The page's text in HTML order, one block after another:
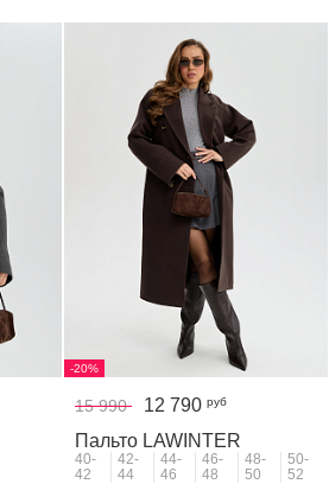
-20%
15 990 12 790 руб
Пальто LAWINTER
40-
42
42-
44
44-
46
46-
48
48-
50
50-
52